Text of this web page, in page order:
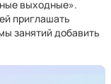
выходные».
приглашать
занятий добавить